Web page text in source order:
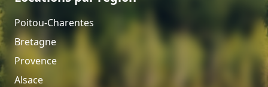
Poitou-Charentes
Bretagne
Provence
Alsace